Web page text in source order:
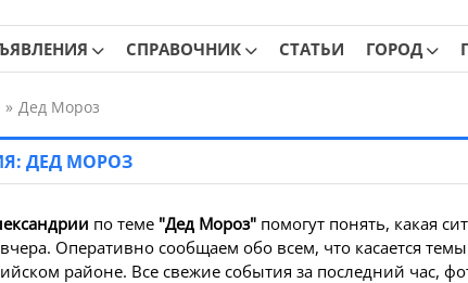
СПРАВОЧНИК СТАТЬИ ГОРОД
» Дед Мороз
ДЕД МОРОЗ
по теме "Дед Мороз" помогут понять, какая
Оперативно сообщаем обо всем, что касается
районе. Все свежие события за последний час,